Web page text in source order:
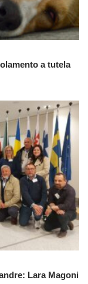
a tutela
Lara Magoni